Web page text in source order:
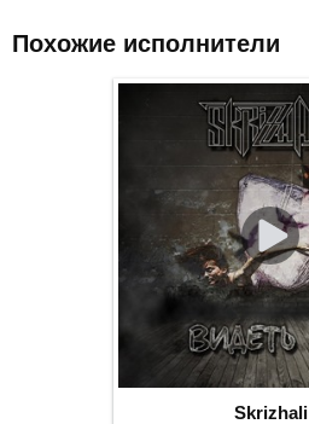
Похожие исполнители
Skrizhali